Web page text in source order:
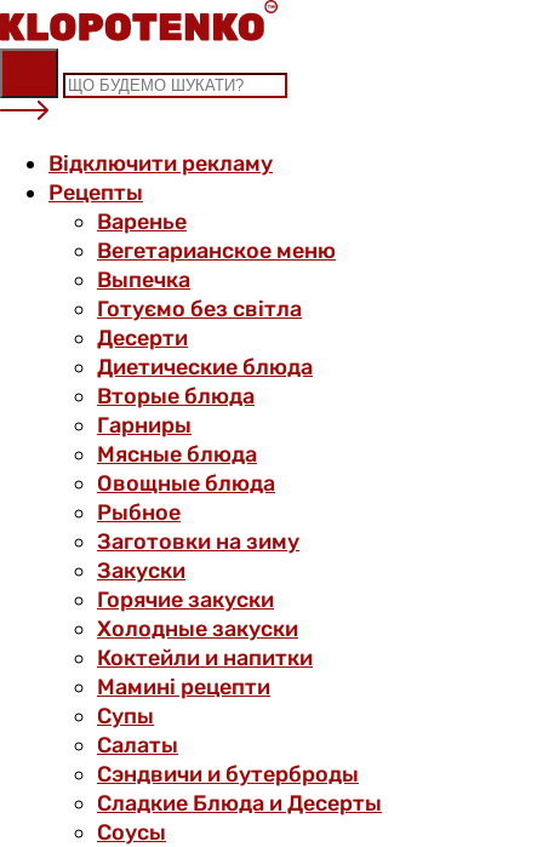
Skip
to
content
Відключити рекламу
Рецепты
Варенье
Вегетарианское меню
Выпечка
Готуємо без світла
Десерти
Диетические блюда
Вторые блюда
Гарниры
Мясные блюда
Овощные блюда
Рыбное
Заготовки на зиму
Закуски
Горячие закуски
Холодные закуски
Коктейли и напитки
Мамині рецепти
Супы
Салаты
Сэндвичи и бутерброды
Сладкие Блюда и Десерты
Соусы